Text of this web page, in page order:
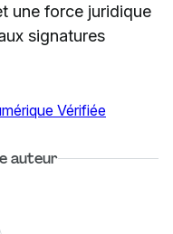
une force juridique
signatures
Vérifiée
auteur